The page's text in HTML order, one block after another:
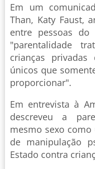
Em um
Than, Katy Faust,
entre pessoas
"parentalidade
crianças
únicos que
proporcionar".
Em entrevista à
descreveu a
mesmo sexo
de manipulação
Estado contra